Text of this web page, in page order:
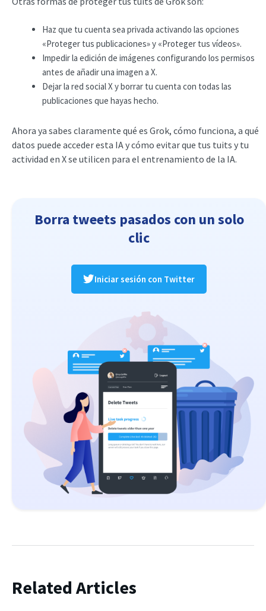
Haz que tu cuenta sea privada activando las opciones
«Proteger tus publicaciones» y «Proteger tus vídeos».
Impedir la edición de imágenes configurando los permisos
antes de añadir una imagen a X.
Dejar la red social X y borrar tu cuenta con todas las
publicaciones que hayas hecho.
Ahora ya sabes claramente qué es Grok, cómo funciona, a qué
datos puede acceder esta IA y cómo evitar que tus tuits y tu
actividad en X se utilicen para el entrenamiento de la IA.
Borra tweets pasados con un solo
clic
Iniciar sesión con Twitter
Related Articles